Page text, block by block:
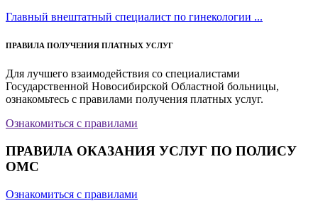
Главный внештатный специалист по гинекологии ...
ПРАВИЛА ПОЛУЧЕНИЯ ПЛАТНЫХ УСЛУГ
Для лучшего взаимодействия со специалистами
Государственной Новосибирской Областной больницы,
ознакомьтесь с правилами получения платных услуг.
Ознакомиться с правилами
ПРАВИЛА ОКАЗАНИЯ УСЛУГ ПО ПОЛИСУ
ОМС
Ознакомиться с правилами